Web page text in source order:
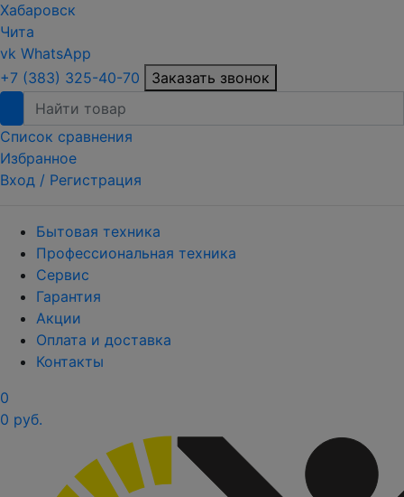
Хабаровск
Чита
vk WhatsApp
+7 (383) 325-40-70
Заказать звонок
Список сравнения
Избранное
Вход / Регистрация
Бытовая техника
Профессиональная техника
Сервис
Гарантия
Акции
Оплата и доставка
Контакты
0
0 руб.